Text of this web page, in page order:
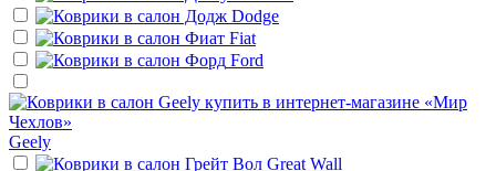
Dodge
Fiat
Ford
Geely
Great Wall